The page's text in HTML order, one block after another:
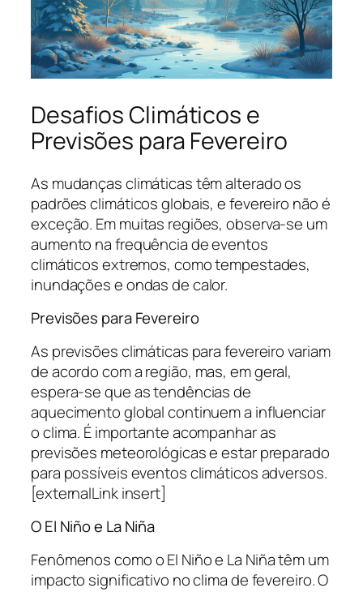
Desafios Climáticos e
Previsões para Fevereiro
As mudanças climáticas têm alterado os
padrões climáticos globais, e fevereiro não é
exceção. Em muitas regiões, observa-se um
aumento na frequência de eventos
climáticos extremos, como tempestades,
inundações e ondas de calor.
Previsões para Fevereiro
As previsões climáticas para fevereiro variam
de acordo com a região, mas, em geral,
espera-se que as tendências de
aquecimento global continuem a influenciar
o clima. É importante acompanhar as
previsões meteorológicas e estar preparado
para possíveis eventos climáticos adversos.
[externalLink insert]
O El Niño e La Niña
Fenômenos como o El Niño e La Niña têm um
impacto significativo no clima de fevereiro. O